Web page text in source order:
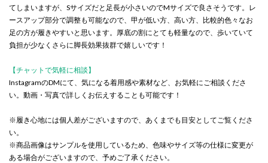
てしまいますが、Sサイズだと足長が小さいのでMサイズで良さそうです。レ
ースアップ部分で調整も可能なので、甲が低い方、高い方、比較的色々なお
足の方が履きやすいと思います。厚底の割にとても軽量なので、歩いていて
負担が少なくさらに脚長効果抜群で嬉しいです！
【チャットで気軽に相談】
InstagramのDMにて、気になる着用感や素材など、お気軽にご相談くださ
い。動画・写真で詳しくお伝えすることも可能です！
※履き心地には個人差がございますので、あくまでも目安としてご覧くださ
い。
※商品画像はサンプルを使用しているため、色味やサイズ等の仕様に変更が
ある場合がございますので、予めご了承ください。